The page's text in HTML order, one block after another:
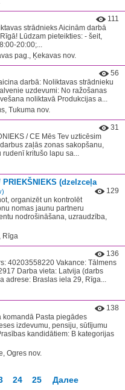
111
strādnieks Aicinām darbā
Lūdzam pieteikties: - šeit,
20:00;...
pag., Ķekavas nov.
56
darbā: Noliktavas strādnieku
uzdevumi: No ražošanas
noliktavā Produkcijas a...
Tukuma nov.
31
/ CE Mēs Tev uzticēsim
zaļās zonas sakopšanu,
rudenī kritušo lapu sa...
(dzelzceļa
129
organizēt un kontrolēt
nomas jaunu partneru
nodrošināšana, uzraudzība,
Rīga
136
40203558220 Vakance: Tālmens
Darba vieta: Latvija (darbs
adrese: Braslas iela 29, Rīga...
138
komandā Pasta piegādes
izdevumu, pensiju, sūtījumu
kandidātiem: B kategorijas
Ogres nov.
24 25 Далее